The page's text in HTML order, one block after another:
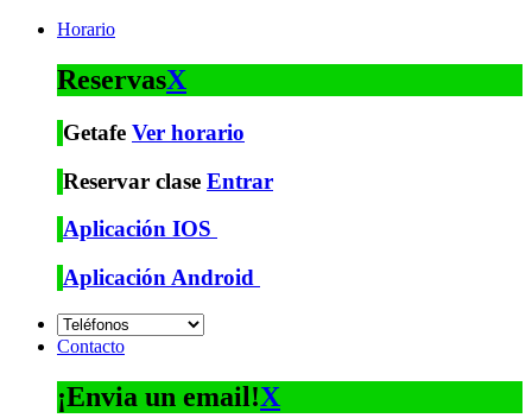
Horario
ReservasX
Getafe Ver horario
Reservar clase Entrar
Aplicación IOS
Aplicación Android
Contacto
¡Envia un email!X